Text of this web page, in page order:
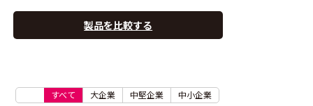
製品を比較する
すべて 大企業 中堅企業 中小企業